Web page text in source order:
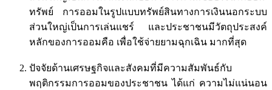
ทรัพย์ การออมในรูปแบบทรัพย์สินทางการเงินนอกระบบ
ส่วนใหญ่เป็นการเล่นแชร์ และประชาชนมีวัตถุประสงค์
หลักของการออมคือ เพื่อใช้จ่ายยามฉุกเฉิน มากที่สุด
ปัจจัยด้านเศรษฐกิจและสังคมที่มีความสัมพันธ์กับ
พฤติกรรมการออมของประชาชน ได้แก่ ความไม่แน่นอน